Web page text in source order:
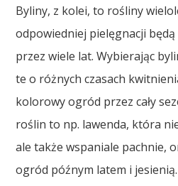
Byliny, z kolei, to rośliny
odpowiedniej pielęgnacji
przez wiele lat. Wybierając
te o różnych czasach
kolorowy ogród przez cały
roślin to np. lawenda, która
ale także wspaniale pachnie,
ogród późnym latem i jesienią.